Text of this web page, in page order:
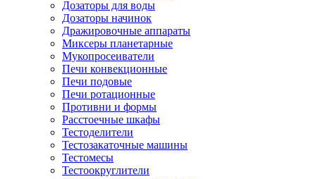
Дозаторы для воды
Дозаторы начинок
Дражировочные аппараты
Миксеры планетарные
Мукопросеиватели
Печи конвекционные
Печи подовые
Печи ротационные
Противни и формы
Расстоечные шкафы
Тестоделители
Тестозакаточные машины
Тестомесы
Тестоокруглители